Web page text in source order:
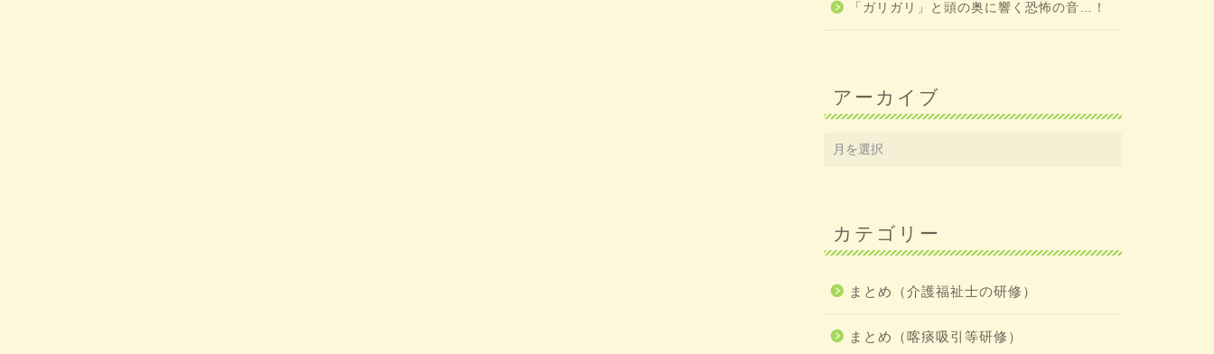
「ガリガリ」と頭の奥に響く恐怖の音…！
アーカイブ
カテゴリー
まとめ（介護福祉士の研修）
まとめ（喀痰吸引等研修）